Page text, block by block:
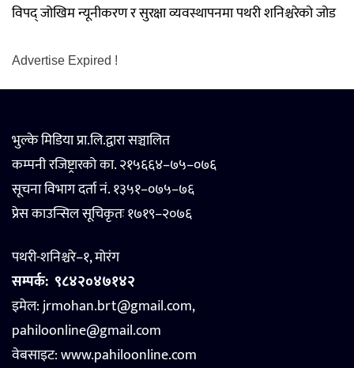
विपद् जोखिम न्यूनीकरण र सुरक्षा व्यवस्थापनमा पथरी शनिश्चरेको जोड
Advertise Expired !
भुल्के मिडिया प्रा.लि.द्वारा सञ्चालित
कम्पनी रजिष्ट्रारको का. २१५६६४–७५–०७६
सूचना विभाग दर्ता नं. १३५१–०७५–७६
प्रेस काउन्सिल सूचिकृतः १७१९–२०७६
पथरी-शनिश्चरे–१, मोरंग
सम्पर्क: ९८४२०४७१४२
इमेल: jrmohan.brt@gmail.com,
pahiloonline@gmail.com
वेबसाइट:www.pahiloonline.com